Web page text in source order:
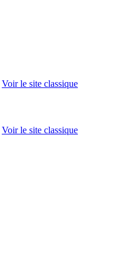
Voir le site classique
Voir le site classique